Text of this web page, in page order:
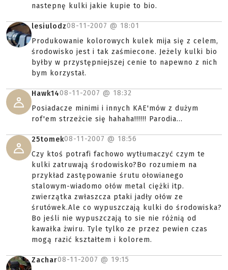
nastepnę kulki jakie kupie to bio.
lesiulodz08-11-2007 @ 18:01
Produkowanie kolorowych kulek mija się z celem,
środowisko jest i tak zaśmiecone. Jeżely kulki bio
byłby w przystępniejszej cenie to napewno z nich
bym korzystał.
Hawk1408-11-2007 @ 18:32
Posiadacze minimi i innych KAE'mów z dużym
rof'em strzeżcie się hahaha!!!!!! Parodia...
25tomek08-11-2007 @ 18:56
Czy ktoś potrafi fachowo wytłumaczyć czym te
kulki zatruwają środowisko?Bo rozumiem na
przykład zastępowanie śrutu ołowianego
stalowym-wiadomo ołów metal ciężki itp.
zwierzątka zwłaszcza ptaki jadły ołów ze
śrutówek.Ale co wypuszczają kulki do środowiska?
Bo jeśli nie wypuszczają to sie nie różnią od
kawałka żwiru. Tyle tylko ze przez pewien czas
mogą razić kształtem i kolorem.
Zachar08-11-2007 @ 19:15